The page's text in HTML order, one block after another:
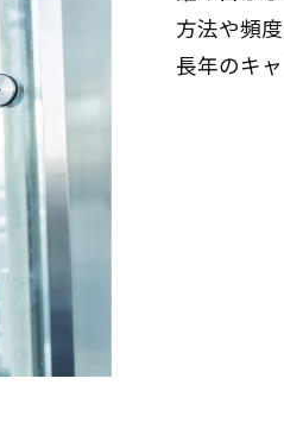
方法や頻
長年のキ